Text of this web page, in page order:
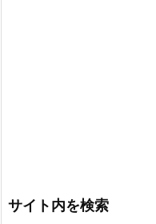
サイト内を検索